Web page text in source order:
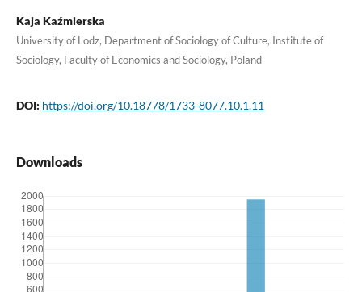
Kaja Kaźmierska
University of Lodz, Department of Sociology of Culture, Institute of
Sociology, Faculty of Economics and Sociology, Poland
DOI: https://doi.org/10.18778/1733-8077.10.1.11
Downloads